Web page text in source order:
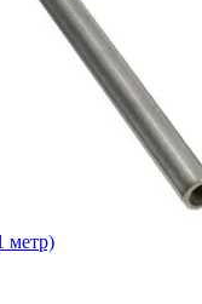
метр)